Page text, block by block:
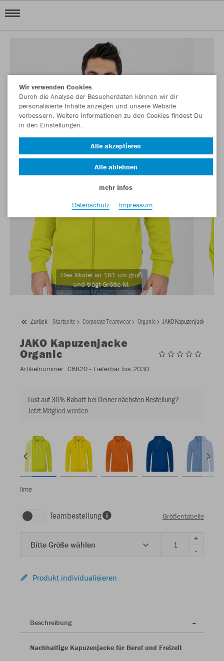
Das Model ist 181 cm groß
und trägt Größe M.
Zurück Startseite Corporate Teamwear Organic JAKO Kapuzenjacke
JAKO Kapuzenjacke
Organic
Artikelnummer: C6820 - Lieferbar bis 2030
Lust auf 30% Rabatt bei Deiner nächsten Bestellung?
Jetzt Mitglied werden
lime
Teambestellung Größentabelle
Bitte Größe wählen
+
-
Produkt individualisieren
Beschreibung
Nachhaltige Kapuzenjacke für Beruf und Freizeit
Wir verwenden Cookies
Durch die Analyse der Besucherdaten können wir dir
personalisierte Inhalte anzeigen und unsere Website
verbessern. Weitere Informationen zu den Cookies findest Du
in den Einstellungen.
Alle akzeptieren
Alle ablehnen
mehr Infos
Datenschutz
Impressum